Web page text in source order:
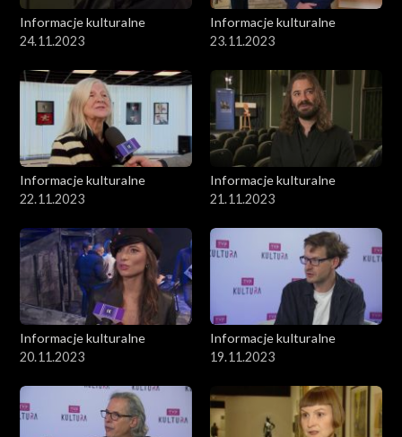
Informacje kulturalne
24.11.2023
Informacje kulturalne
23.11.2023
Informacje kulturalne
22.11.2023
Informacje kulturalne
21.11.2023
Informacje kulturalne
20.11.2023
Informacje kulturalne
19.11.2023